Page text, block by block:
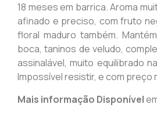
18 meses em barrica. Aroma
afinado e preciso, com fruto
floral maduro também.
boca, taninos de veludo,
assinalável, muito equilibrado
Impossível resistir, e com preço
Mais informação Disponível